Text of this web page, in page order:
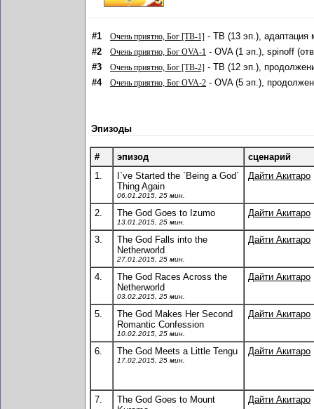
#1 Очень приятно, Бог [ТВ-1] - ТВ (13 эп.), адаптация
#2
Очень приятно, Бог OVA-1 - OVA (1 эп.), spinoff
#3
Очень приятно, Бог [ТВ-2] - ТВ (12 эп.),
#4
Очень приятно, Бог OVA-2 - OVA (5 эп.),
Эпизоды
# эпизод
сценарий
1.
I`ve Started the `Being a God`
Thing Again
06.01.2015, 25 мин.
Дайти Акитаро
2. The God Goes to Izumo
13.01.2015, 25 мин.
Дайти Акитаро
3.
The God Falls into the
Netherworld
27.01.2015, 25 мин.
Дайти Акитаро
4.
The God Races Across the
Netherworld
03.02.2015, 25 мин.
Дайти Акитаро
5.
The God Makes Her Second
Romantic Confession
10.02.2015, 25 мин.
Дайти Акитаро
6. The God Meets a Little Tengu
17.02.2015, 25 мин.
Дайти Акитаро
7.
The God Goes to Mount
Дайти Акитаро